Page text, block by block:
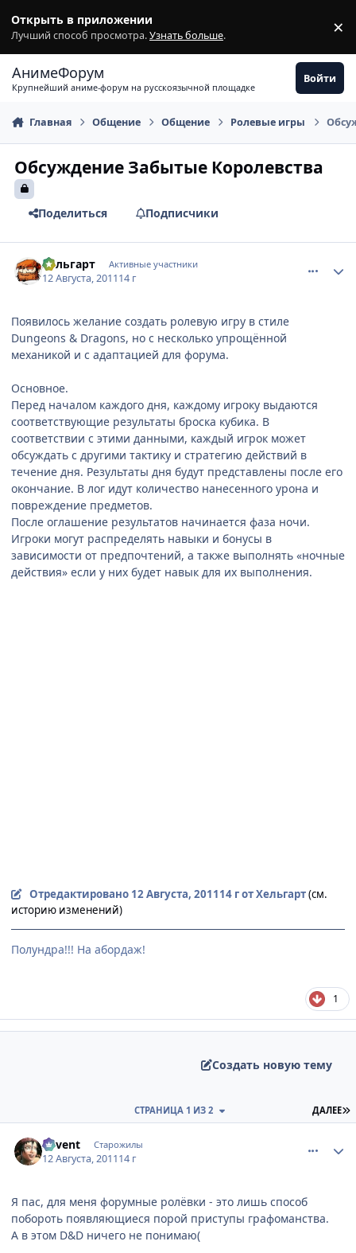
Открыть в приложении
Лучший способ просмотра.Узнать больше. ×
АнимеФорум
Крупнейший аниме-форум на русскоязычной площадке
Войти
Главная Общение Общение Ролевые игры
Обсуждение Забытые Королевства
Поделиться Подписчики
Хельгарт Активные участники
12 Августа, 201114 г
Появилось желание создать ролевую игру в стиле
Dungeons & Dragons, но с несколько упрощённой
механикой и с адаптацией для форума.
Основное.
Перед началом каждого дня, каждому игроку выдаются
соответствующие результаты броска кубика. В
соответствии с этими данными, каждый игрок может
обсуждать с другими тактику и стратегию действий в
течение дня. Результаты дня будут представлены после его
окончание. В лог идут количество нанесенного урона и
повреждение предметов.
После оглашение результатов начинается фаза ночи.
Игроки могут распределять навыки и бонусы в
зависимости от предпочтений, а также выполнять «ночные
действия» если у них будет навык для их выполнения.
Отредактировано 12 Августа, 201114 гот Хельгарт(см.
историю изменений)
Полундра!!! На абордаж!
1
Создать новую тему
ДАЛЕЕ
СТРАНИЦА 1 ИЗ 2
Sovent Старожилы
12 Августа, 201114 г
Я пас, для меня форумные ролёвки - это лишь способ
побороть появляющиеся порой приступы графоманства.
А в этом D&D ничего не понимаю(